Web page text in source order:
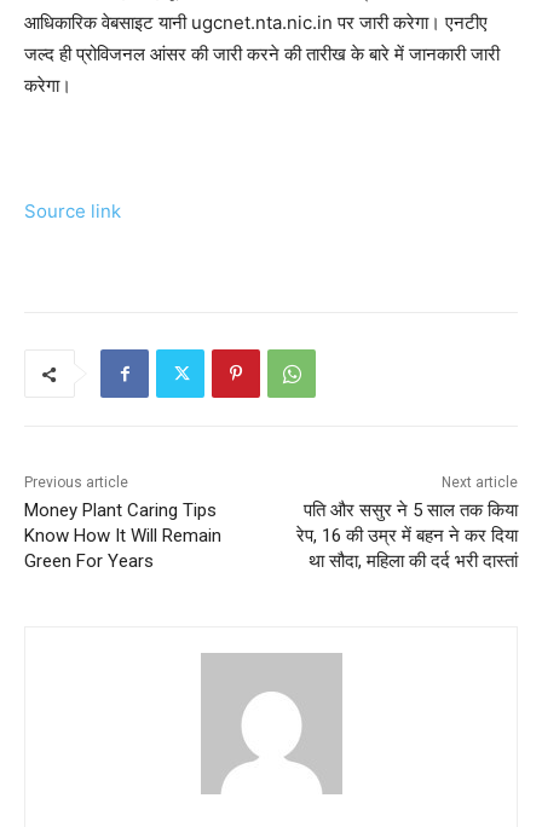
आधिकारिक वेबसाइट यानी ugcnet.nta.nic.in पर जारी करेगा। एनटीए
जल्द ही प्रोविजनल आंसर की जारी करने की तारीख के बारे में जानकारी जारी
करेगा।
Source link
Previous article
Money Plant Caring Tips
Know How It Will Remain
Green For Years
Next article
पति और ससुर ने 5 साल तक किया
रेप, 16 की उम्र में बहन ने कर दिया
था सौदा, महिला की दर्द भरी दास्तां